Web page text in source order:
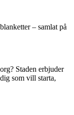
– samlat på
Staden erbjuder
som vill starta,